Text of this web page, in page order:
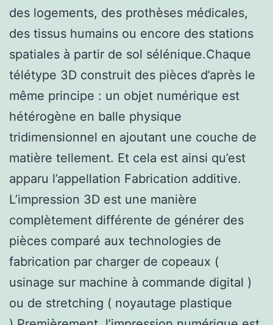
des logements, des prothèses médicales,
des tissus humains ou encore des stations
spatiales à partir de sol sélénique.Chaque
télétype 3D construit des pièces d’après le
même principe : un objet numérique est
hétérogène en balle physique
tridimensionnel en ajoutant une couche de
matière tellement. Et cela est ainsi qu’est
apparu l’appellation Fabrication additive.
L’impression 3D est une manière
complètement différente de générer des
pièces comparé aux technologies de
fabrication par charger de copeaux (
usinage sur machine à commande digital )
ou de stretching ( noyautage plastique